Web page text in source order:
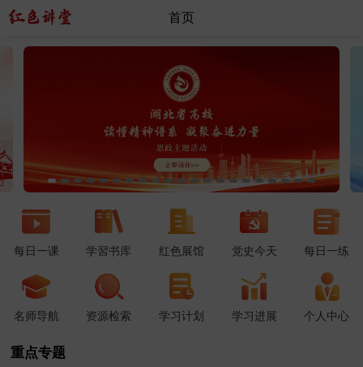
首页
每日一课 学習书库 红色展馆 党史今天 每日一练
名师导航 资源检索 学习计划 学习进展 个人中心
重点专题